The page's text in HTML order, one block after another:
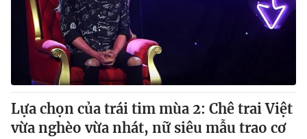
Lựa chọn của trái tim mùa 2: Chê trai Việt
vừa nghèo vừa nhát, nữ siêu mẫu trao cơ